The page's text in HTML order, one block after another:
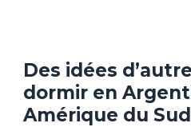
Des idées
dormir en
Amérique du